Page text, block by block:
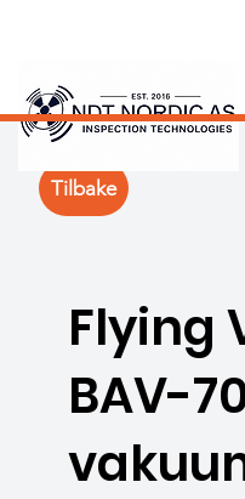
Flying
BAV-
Tilbake